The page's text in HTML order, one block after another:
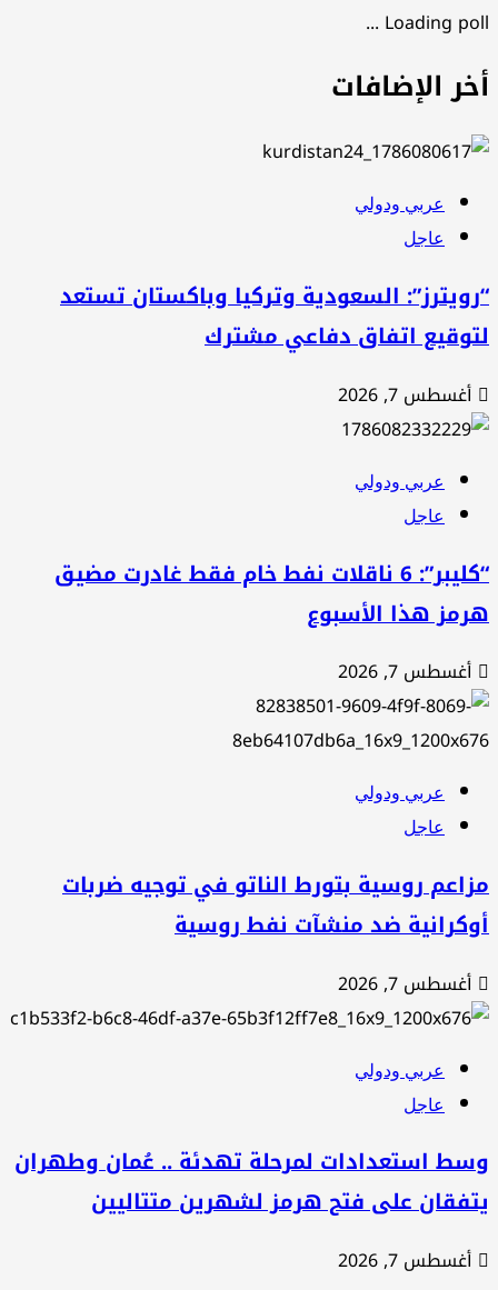
Loading
الإضافات
عربي ودولي
عاجل
السعودية وتركيا وباكستان تستعد
اتفاق دفاعي مشترك
أغسطس 7, 2026
عربي ودولي
عاجل
“كليبر”: 6 ناقلات نفط خام فقط غادرت مضيق
هذا الأسبوع
أغسطس 7, 2026
عربي ودولي
عاجل
روسية بتورط الناتو في توجيه ضربات
ضد منشآت نفط روسية
أغسطس 7, 2026
عربي ودولي
عاجل
استعدادات لمرحلة تهدئة .. عُمان وطهران
على فتح هرمز لشهرين متتاليين
أغسطس 7, 2026